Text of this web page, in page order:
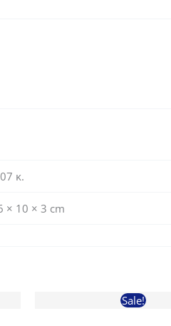
κ.
× 10 × 3 cm
Sale!